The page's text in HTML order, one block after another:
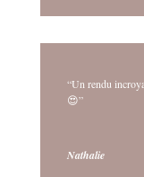
“Un rendu
😍”
Nathalie